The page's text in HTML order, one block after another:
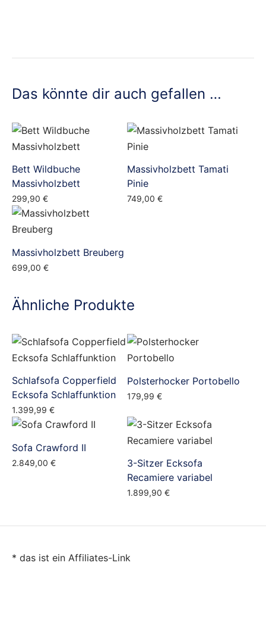
Das könnte dir auch gefallen …
Bett Wildbuche
Massivholzbett
299,90 €
Massivholzbett Tamati
Pinie
749,00 €
Massivholzbett Breuberg
699,00 €
Ähnliche Produkte
Schlafsofa Copperfield
Ecksofa Schlaffunktion
1.399,99 €
Polsterhocker Portobello
179,99 €
Sofa Crawford II
2.849,00 €
3-Sitzer Ecksofa
Recamiere variabel
1.899,90 €
* das ist ein Affiliates-Link